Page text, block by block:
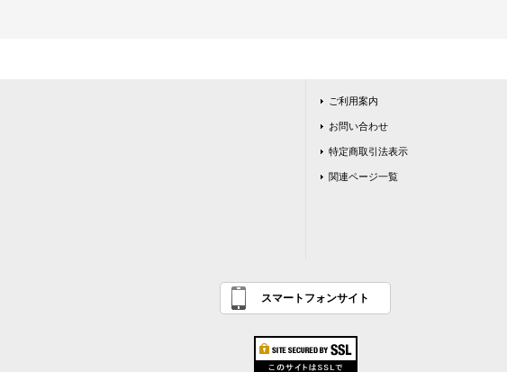
ご利用案内
お問い合わせ
特定商取引法表示
関連ページ一覧
スマートフォンサイト